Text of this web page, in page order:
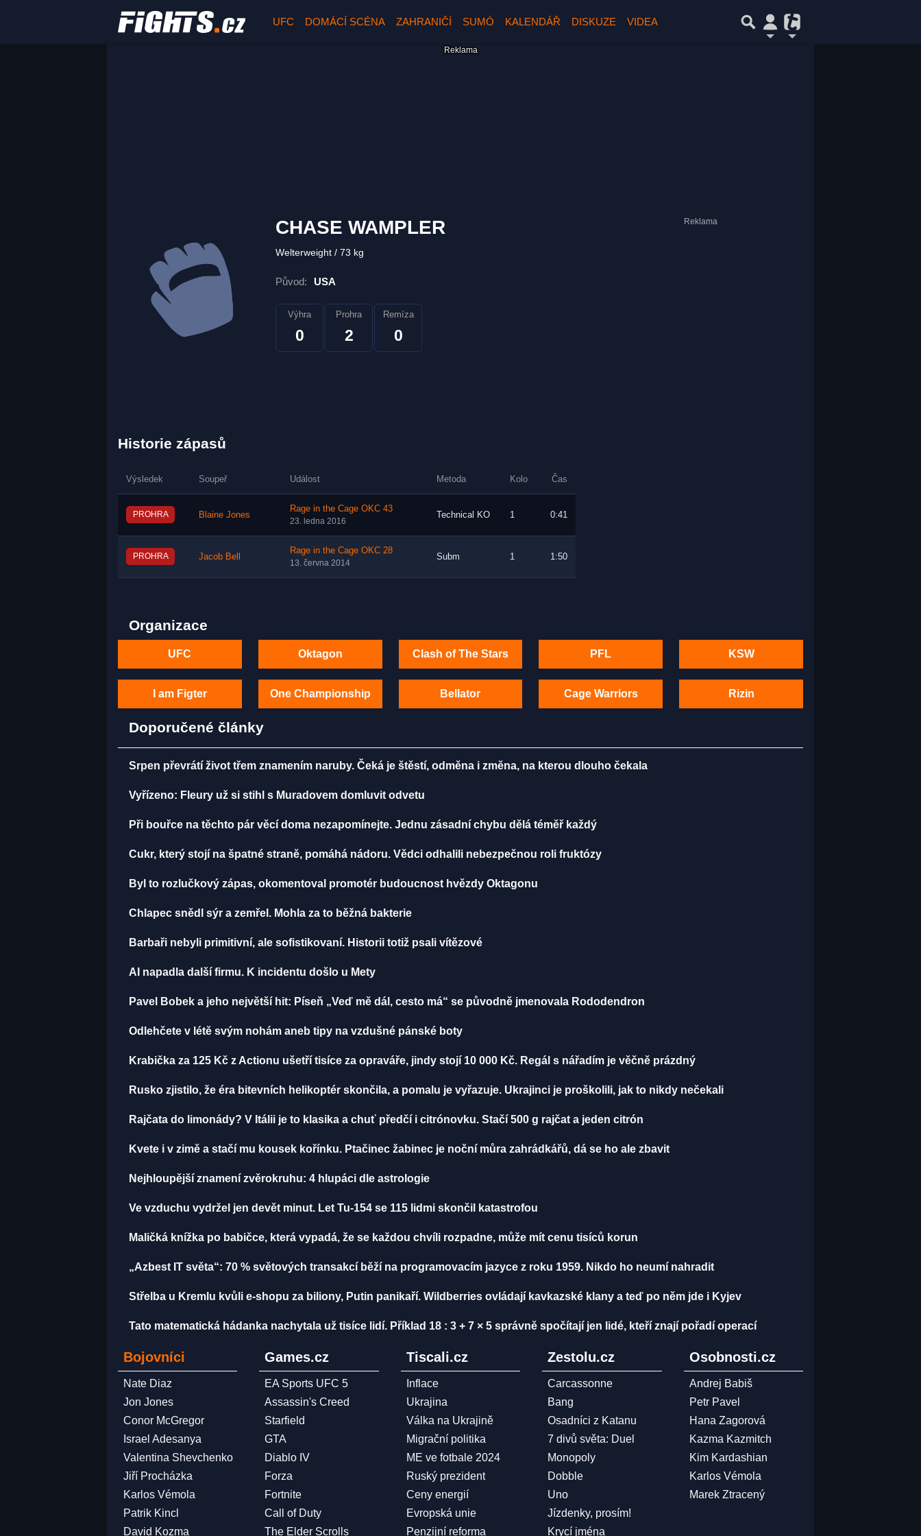
UFC DOMÁCÍ SCÉNA ZAHRANIČÍ SUMÓ KALENDÁŘ DISKUZE VIDEA
CHASE WAMPLER
Welterweight 73 kg
Původ: USA
Výhra
0
Prohra
2
Remíza
0
Historie zápasů
Výsledek Soupeř Událost Metoda Kolo Čas
PROHRA Blaine Jones
Rage in the Cage OKC 43
23. ledna 2016
Technical KO 1 0:41
PROHRA Jacob Bell
Rage in the Cage OKC 28
13. června 2014
Subm 1 1:50
Organizace
UFC Oktagon Clash of The Stars PFL KSW
I am Figter One Championship Bellator Cage Warriors Rizin
Doporučené články
Srpen převrátí život třem znamením naruby. Čeká je štěstí, odměna i změna, na kterou dlouho čekala
Vyřízeno: Fleury už si stihl s Muradovem domluvit odvetu
Při bouřce na těchto pár věcí doma nezapomínejte. Jednu zásadní chybu dělá téměř každý
Cukr, který stojí na špatné straně, pomáhá nádoru. Vědci odhalili nebezpečnou roli fruktózy
Byl to rozlučkový zápas, okomentoval promotér budoucnost hvězdy Oktagonu
Chlapec snědl sýr a zemřel. Mohla za to běžná bakterie
Barbaři nebyli primitivní, ale sofistikovaní. Historii totiž psali vítězové
AI napadla další firmu. K incidentu došlo u Mety
Pavel Bobek a jeho největší hit: Píseň „Veď mě dál, cesto má“ se původně jmenovala Rododendron
Odlehčete v létě svým nohám aneb tipy na vzdušné pánské boty
Krabička za 125 Kč z Actionu ušetří tisíce za opraváře, jindy stojí 10 000 Kč. Regál s nářadím je věčně prázdný
Rusko zjistilo, že éra bitevních helikoptér skončila, a pomalu je vyřazuje. Ukrajinci je proškolili, jak to nikdy nečekali
Rajčata do limonády? V Itálii je to klasika a chuť předčí i citrónovku. Stačí 500 g rajčat a jeden citrón
Kvete i v zimě a stačí mu kousek kořínku. Ptačinec žabinec je noční můra zahrádkářů, dá se ho ale zbavit
Nejhloupější znamení zvěrokruhu: 4 hlupáci dle astrologie
Ve vzduchu vydržel jen devět minut. Let Tu-154 se 115 lidmi skončil katastrofou
Maličká knížka po babičce, která vypadá, že se každou chvíli rozpadne, může mít cenu tisíců korun
„Azbest IT světa“: 70 % světových transakcí běží na programovacím jazyce z roku 1959. Nikdo ho neumí nahradit
Střelba u Kremlu kvůli e-shopu za biliony, Putin panikaří. Wildberries ovládají kavkazské klany a teď po něm jde i Kyjev
Tato matematická hádanka nachytala už tisíce lidí. Příklad 18 : 3 + 7 × 5 správně spočítají jen lidé, kteří znají pořadí operací
Bojovníci
Nate Diaz
Jon Jones
Conor McGregor
Israel Adesanya
Valentina Shevchenko
Jiří Procházka
Karlos Vémola
Patrik Kincl
David Kozma
Games.cz
EA Sports UFC 5
Assassin's Creed
Starfield
GTA
Diablo IV
Forza
Fortnite
Call of Duty
The Elder Scrolls
Tiscali.cz
Inflace
Ukrajina
Válka na Ukrajině
Migrační politika
ME ve fotbale 2024
Ruský prezident
Ceny energií
Evropská unie
Penzijní reforma
Zestolu.cz
Carcassonne
Bang
Osadníci z Katanu
7 divů světa: Duel
Monopoly
Dobble
Uno
Jízdenky, prosím!
Krycí jména
Osobnosti.cz
Andrej Babiš
Petr Pavel
Hana Zagorová
Kazma Kazmitch
Kim Kardashian
Karlos Vémola
Marek Ztracený